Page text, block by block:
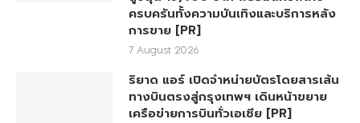
ครบครันทั้งความบันเทิงและบริการหลัง
การขาย [PR]
7 August 2026
ริยาด แอร์ เปิดจำหน่ายบัตรโดยสารเส้น
ทางบินตรงสู่กรุงเทพฯ เดินหน้าขยาย
เครือข่ายการบินทั่วเอเชีย [PR]